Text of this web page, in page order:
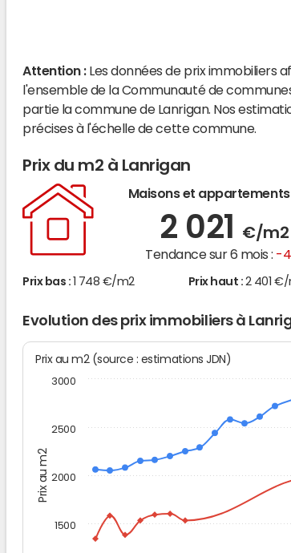
Attention : Les données de prix immobiliers
l'ensemble de la Communauté de
partie la commune de Lanrigan. Nos
précises à l'échelle de cette commune.
Prix du m2 à Lanrigan
Maisons et appartements
2 021 €/m2
Tendance sur 6 mois : -4
Prix bas : 1 748 €/m2 Prix haut : 2 401
Evolution des prix immobiliers à
Prix au m2
Prix au m2 (source : estimations JDN)
1500
2000
2500
3000